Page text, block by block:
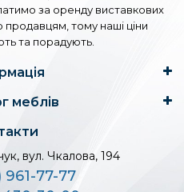
за оренду виставкових
продавцям, тому наші ціни
та порадують.
меблів
вул. Чкалова, 194
961-77-77